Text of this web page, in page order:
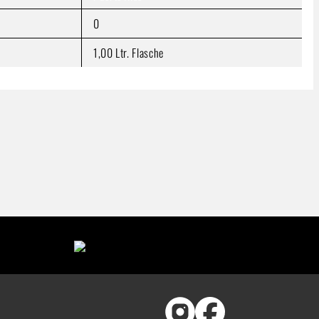
0
1,00 Ltr. Flasche